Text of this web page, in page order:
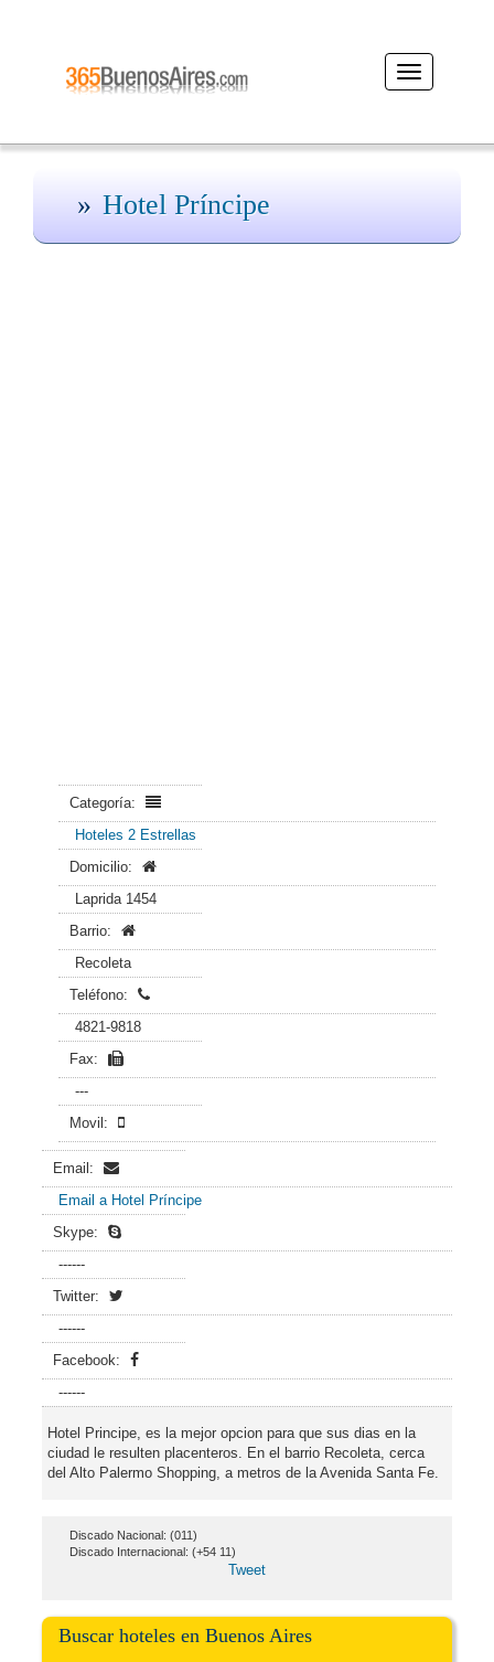
Desplegar
navegación
Hotel Príncipe
Categoría:
Hoteles 2 Estrellas
Domicilio:
Laprida 1454
Barrio:
Recoleta
Teléfono:
4821-9818
Fax:
---
Movil:
Email:
Email a Hotel Príncipe
Skype:
------
Twitter:
------
Facebook:
------
Hotel Principe, es la mejor opcion para que sus dias en la
ciudad le resulten placenteros. En el barrio Recoleta, cerca
del Alto Palermo Shopping, a metros de la Avenida Santa Fe.
Discado Nacional: (011)
Discado Internacional: (+54 11)
Tweet
Buscar hoteles en Buenos Aires